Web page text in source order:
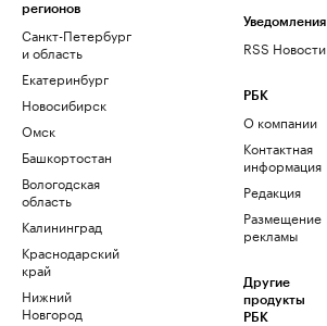
регионов
Санкт-Петербург
и область
Екатеринбург
Новосибирск
Омск
Башкортостан
Вологодская
область
Калининград
Краснодарский
край
Нижний
Новгород
Уведомления
RSS Новости
РБК
О компании
Контактная
информация
Редакция
Размещение
рекламы
Другие
продукты
РБК